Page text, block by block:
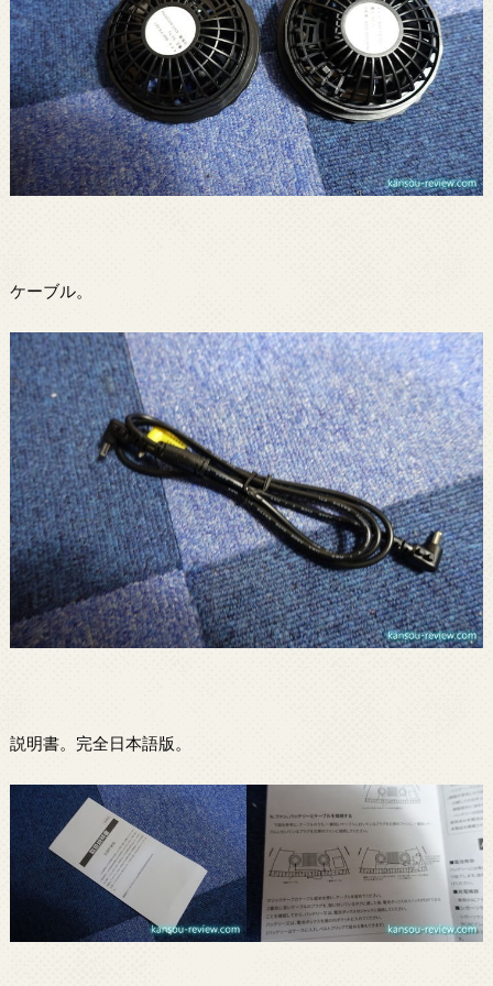
ケーブル。
説明書。完全日本語版。